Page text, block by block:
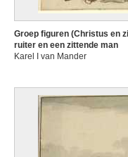
Groep figuren (Christus en
ruiter en een zittende man
Karel I van Mander